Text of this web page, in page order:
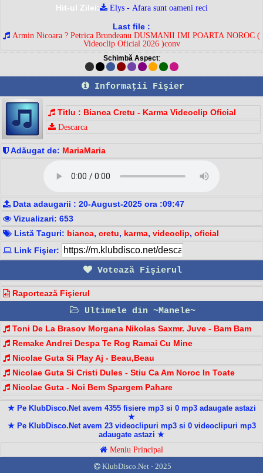
Hit-ul Zilei:
Elys - Afara sunt oameni reci
Last file :
Armin Nicoara ? Petrica Brundeanu DUSMANII IMI POARTA NOROC (
Videoclip Oficial 2026 )conv
Schimbă Aspect:
Informaţii Fişier
Titlu : Bianca Cretu - Karma Videoclip Oficial
Descarca
Adăugat de: MariaMaria
Data adaugarii : 20-August-2025 ora :09:47
Vizualizari: 653
Listă Taguri: bianca, cretu, karma, videoclip, oficial
Link Fişier:
Votează Fişierul
Raportează Fişierul
Ultimele din ~Manele~
Toni De La Brasov Morgana Nikolas Saxmr. Juve - Bam Bam️
Remake Andrei Despa Te Rog Ramai Cu Mine
Nicolae Guta Si Play Aj - Beau,Beau
Nicolae Guta Si Cristi Dules - Stiu Ca Am Noroc In Toate
Nicolae Guta - Noi Bem Spargem Pahare
★ Pe KlubDisco.Net avem 4355 fisiere mp3 si 0 mp3 adaugate astazi
★
★ Pe KlubDisco.Net avem 23 videoclipuri mp3 si 0 videoclipuri mp3
adaugate astazi ★
Meniu Principal
KlubDisco.Net - 2025